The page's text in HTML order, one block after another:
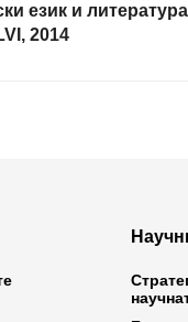
език и
2014